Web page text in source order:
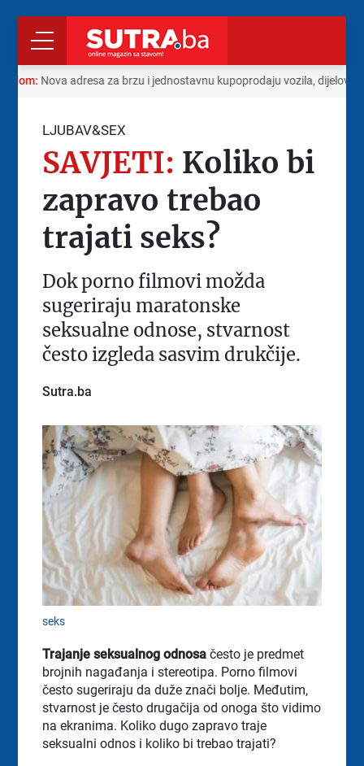
Nova adresa za brzu i jednostavnu kupoprodaju vozila, dijelova i
LJUBAV&SEX
SAVJETI: Koliko bi
zapravo trebao
trajati seks?
Dok porno filmovi možda
sugeriraju maratonske
seksualne odnose, stvarnost
često izgleda sasvim drukčije.
Sutra.ba
seks
Trajanje seksualnog odnosačesto je predmet
brojnih nagađanja i stereotipa. Porno filmovi
često sugeriraju da duže znači bolje. Međutim,
stvarnost je često drugačija od onoga što vidimo
na ekranima. Koliko dugo zapravo traje
seksualni odnos i koliko bi trebao trajati?